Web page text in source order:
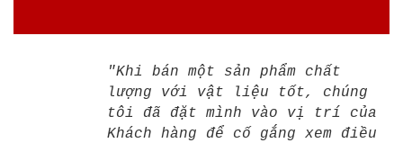
"Khi bán một sản phẩm chất
lượng với vật liệu tốt, chúng
tôi đã đặt mình vào vị trí của
Khách hàng để cố gắng xem điều